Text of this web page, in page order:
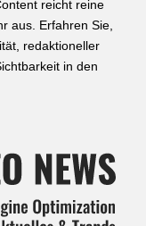
reicht reine
aus. Erfahren Sie,
redaktioneller
in den